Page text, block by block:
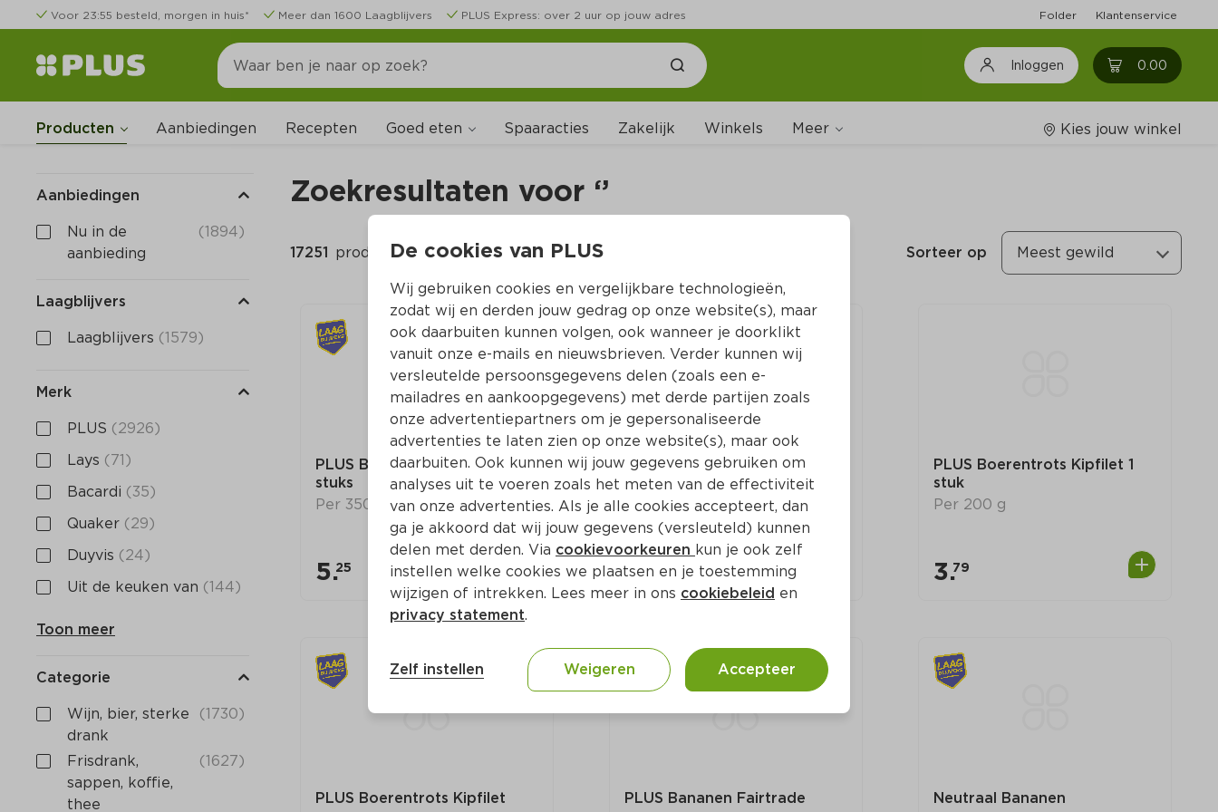
Voor 23:55 besteld, morgen in huis* Meer dan 1600 Laagblijvers PLUS Express: over 2 uur op jouw adres Folder Klantenservice
Inloggen 0.00 0
Producten Aanbiedingen Recepten Goed eten Spaaracties Zakelijk Winkels Meer Kies jouw winkel
Aanbiedingen
Nu in de
aanbieding
(1894)
Laagblijvers
Laagblijvers (1579)
Merk
PLUS (2926)
Lays (71)
Bacardi (35)
Quaker (29)
Duyvis (24)
Uit de keuken van (144)
Toon meer
Categorie
Wijn, bier, sterke
drank
(1730)
Frisdrank,
sappen, koffie,
thee
(1627)
Zoekresultaten voor ‘’
17251 producten Sorteer op Meest gewild
PLUS Boerentrots Kipfilet 2
stuks
Per 350 g
5.25 0
PLUS Boerentrots Kipfilet
Voordeelverpakking
Per 800 g
9.69
PLUS Boerentrots Kipfilet 1
stuk
Per 200 g
3.79 0
PLUS Boerentrots Kipfilet
PLUS Bananen Fairtrade
Neutraal Bananen
De cookies van PLUS
Wij gebruiken cookies en vergelijkbare technologieën,
zodat wij en derden jouw gedrag op onze website(s), maar
ook daarbuiten kunnen volgen, ook wanneer je doorklikt
vanuit onze e-mails en nieuwsbrieven. Verder kunnen wij
versleutelde persoonsgegevens delen (zoals een e-
mailadres en aankoopgegevens) met derde partijen zoals
onze advertentiepartners om je gepersonaliseerde
advertenties te laten zien op onze website(s), maar ook
daarbuiten. Ook kunnen wij jouw gegevens gebruiken om
analyses uit te voeren zoals het meten van de effectiviteit
van onze advertenties. Als je alle cookies accepteert, dan
ga je akkoord dat wij jouw gegevens (versleuteld) kunnen
delen met derden. Via cookievoorkeuren kun je ook zelf
instellen welke cookies we plaatsen en je toestemming
wijzigen of intrekken. Lees meer in ons cookiebeleid en
privacy statement.
Zelf instellen Weigeren Accepteer